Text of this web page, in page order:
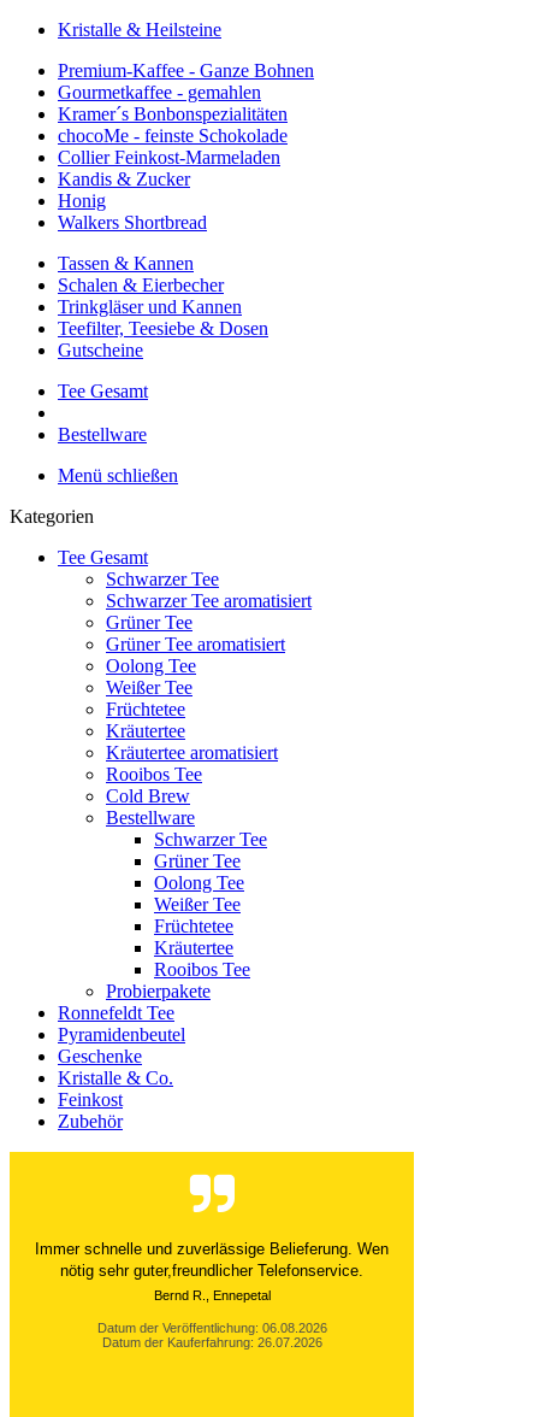
Kristalle & Heilsteine
Premium-Kaffee - Ganze Bohnen
Gourmetkaffee - gemahlen
Kramer´s Bonbonspezialitäten
chocoMe - feinste Schokolade
Collier Feinkost-Marmeladen
Kandis & Zucker
Honig
Walkers Shortbread
Tassen & Kannen
Schalen & Eierbecher
Trinkgläser und Kannen
Teefilter, Teesiebe & Dosen
Gutscheine
Tee Gesamt
Bestellware
Menü schließen
Kategorien
Tee Gesamt
Schwarzer Tee
Schwarzer Tee aromatisiert
Grüner Tee
Grüner Tee aromatisiert
Oolong Tee
Weißer Tee
Früchtetee
Kräutertee
Kräutertee aromatisiert
Rooibos Tee
Cold Brew
Bestellware
Schwarzer Tee
Grüner Tee
Oolong Tee
Weißer Tee
Früchtetee
Kräutertee
Rooibos Tee
Probierpakete
Ronnefeldt Tee
Pyramidenbeutel
Geschenke
Kristalle & Co.
Feinkost
Zubehör
Der Versand ist immer innerhalb von 24 Stunden
abgewickelt. Grossartig. Ich liebe die 1kg
Alubeutel.
Datum der Veröffentlichung: 06.08.2026
Datum der Kauferfahrung: 27.07.2026